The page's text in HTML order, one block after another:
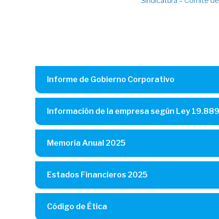
Informe de Gobierno Corporativo
Información de la empresa según Ley 19.889
Memoria Anual 2025
Estados Financieros 2025
Código de Ética